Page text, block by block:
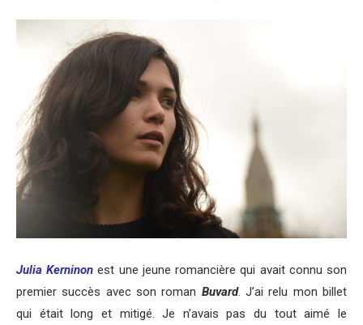
Julia Kerninon est une jeune romancière qui avait connu son
premier succès avec son roman Buvard. J’ai relu mon billet
qui était long et mitigé. Je n’avais pas du tout aimé le